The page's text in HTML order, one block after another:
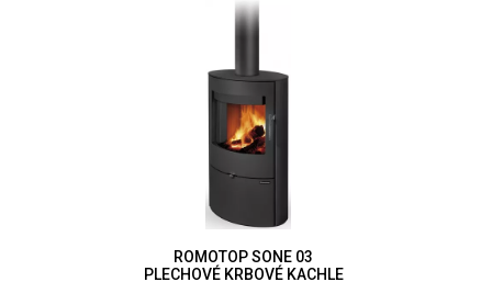
ROMOTOP SONE 03
PLECHOVÉ KRBOVÉ KACHLE